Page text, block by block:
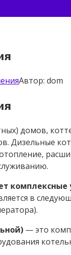
Автор: dom
домов,
Дизельные
комплексные
в
— это